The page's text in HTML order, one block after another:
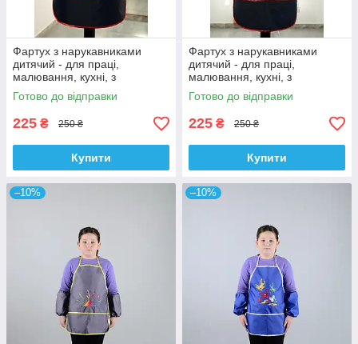
Фартух з нарукавниками
дитячий - для праці,
малювання, кухні, з
вишивкою - сова 1, колір -
темно - синій
Готово до відправки
225 ₴ 250 ₴
Купити
Фартух з нарукавниками
дитячий - для праці,
малювання, кухні, з
вишивкою - сови, колір -
темно-синій
Готово до відправки
225 ₴ 250 ₴
Купити
–10% –10%